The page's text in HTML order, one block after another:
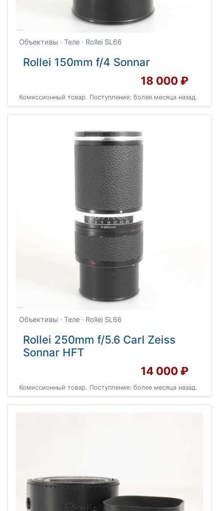
Объективы · Теле · Rollei SL66
Rollei 150mm f/4 Sonnar
18 000 ₽
Комиссионный товар. Поступление: более месяца назад.
Объективы · Теле · Rollei SL66
Rollei 250mm f/5.6 Carl Zeiss
Sonnar HFT
14 000 ₽
Комиссионный товар. Поступление: более месяца назад.